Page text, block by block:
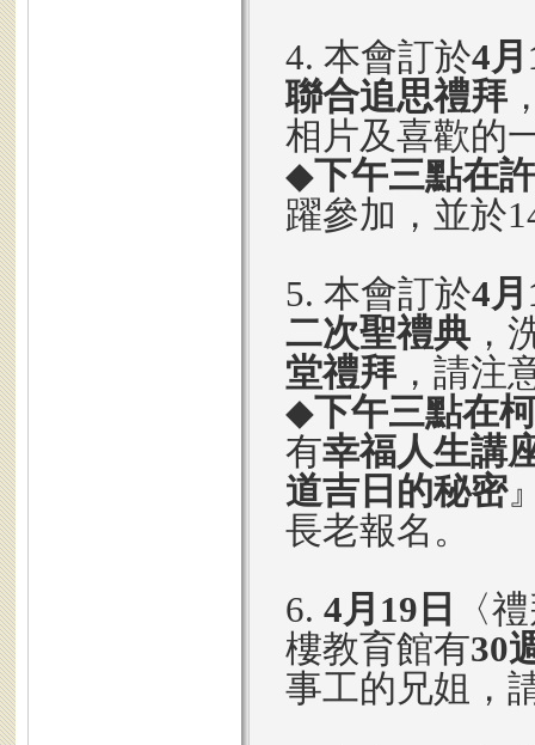
4. 本會訂於4
聯合追思禮拜
相片及喜歡的
◆下午三點在
躍參加，並於
5. 本會訂於4
二次聖禮典，
堂禮拜，請注
◆下午三點在
有幸福人生講
道吉日的秘密
長老報名。
6. 4月19日
〈
樓教育館有30
事工的兄姐，